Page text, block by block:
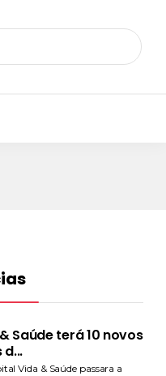
Saúde terá 10 novos
d...
Vida & Saúde passara a